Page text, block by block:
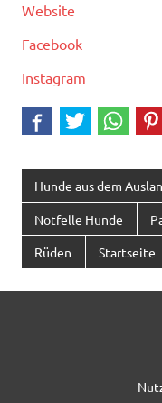
Website
Facebook
Instagram
Hunde aus dem
Notfelle Hunde
Rüden Startseite